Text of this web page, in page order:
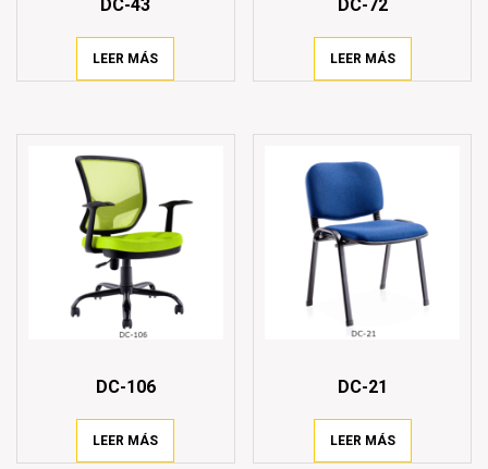
DC-43
LEER MÁS
DC-72
LEER MÁS
DC-106
LEER MÁS
DC-21
LEER MÁS